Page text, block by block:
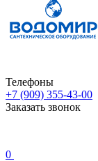
Телефоны
+7 (909) 355-43-00
Заказать звонок
0